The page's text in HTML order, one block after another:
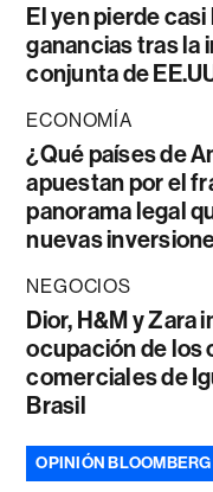
El yen pierde
ganancias tras la
conjunta de
ECONOMÍA
¿Qué países de
apuestan por el
panorama legal
nuevas
NEGOCIOS
Dior, H&M y Zara
ocupación de los
comerciales de
Brasil
OPINIÓN BLOOMBERG